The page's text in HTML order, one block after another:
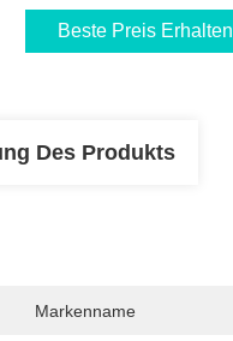
Beste Preis Erhalten
Des Produkts
Markenname